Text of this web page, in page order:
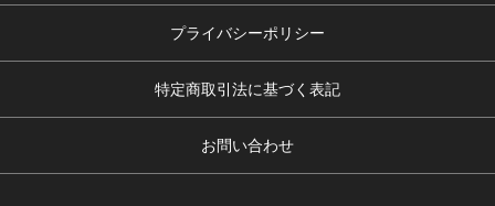
プライバシーポリシー
特定商取引法に基づく表記
お問い合わせ